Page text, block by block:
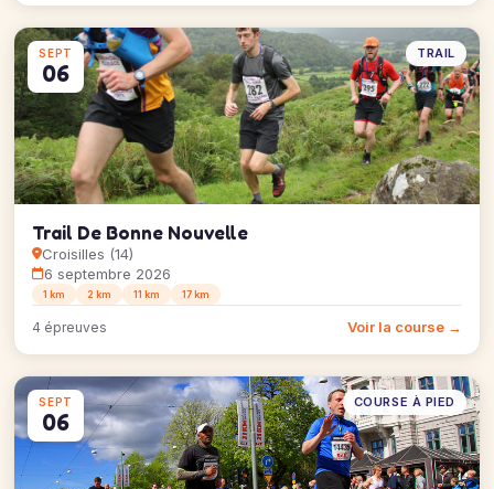
SEPT
06
TRAIL
Trail De Bonne Nouvelle
Croisilles (14)
6 septembre 2026
1 km 2 km 11 km 17 km
4 épreuves Voir la course →
SEPT
06
COURSE À PIED